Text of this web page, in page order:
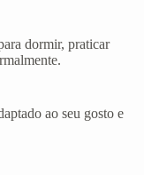
dormir, praticar
ao seu gosto e